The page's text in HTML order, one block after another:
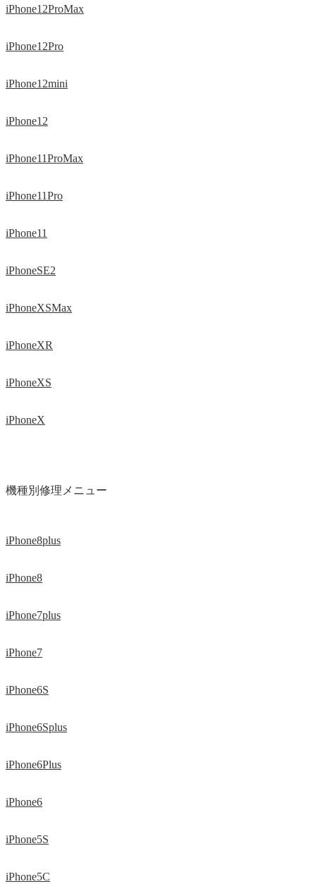
iPhone12ProMax
iPhone12Pro
iPhone12mini
iPhone12
iPhone11ProMax
iPhone11Pro
iPhone11
iPhoneSE2
iPhoneXSMax
iPhoneXR
iPhoneXS
iPhoneX
機種別修理メニュー
iPhone8plus
iPhone8
iPhone7plus
iPhone7
iPhone6S
iPhone6Splus
iPhone6Plus
iPhone6
iPhone5S
iPhone5C